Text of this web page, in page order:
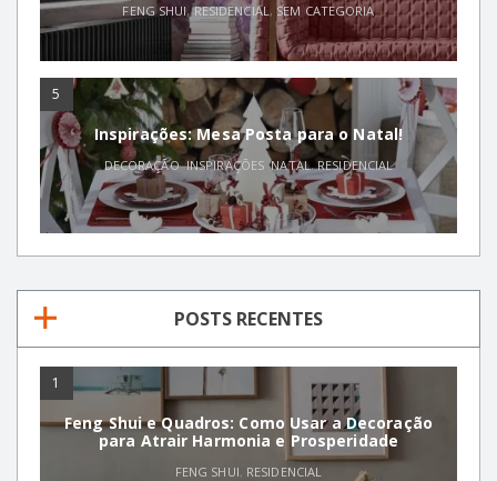
FENG SHUI,RESIDENCIAL ,SEM CATEGORIA
5
Inspirações: Mesa Posta para o Natal!
DECORAÇÃO,INSPIRAÇÕES ,NATAL,RESIDENCIAL
POSTS RECENTES
1
Feng Shui e Quadros: Como Usar a Decoração
para Atrair Harmonia e Prosperidade
FENG SHUI, RESIDENCIAL